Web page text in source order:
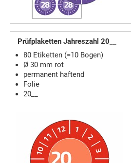
Prüfplaketten Jahreszahl 20__
80 Etiketten (=10 Bogen)
Ø 30 mm rot
permanent haftend
Folie
20__